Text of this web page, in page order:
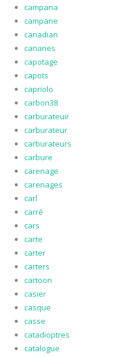
campana
campane
canadian
canaries
capotage
capots
capriolo
carbon38
carburateuir
carburateur
carburateurs
carbure
carenage
carenages
carl
carré
cars
carte
carter
carters
cartoon
casier
casque
casse
catadioptres
catalogue